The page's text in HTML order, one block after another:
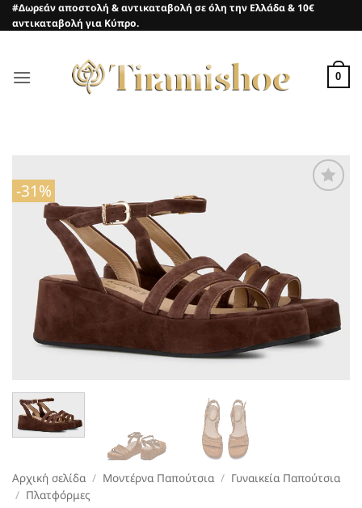
Μετάβαση
στο
#Δωρεάν αποστολή & αντικαταβολή σε όλη την Ελλάδα & 10€
αντικαταβολή για Κύπρο.
0
-31%
Αρχική σελίδα / Μοντέρνα Παπούτσια / Γυναικεία Παπούτσια
/ Πλατφόρμες